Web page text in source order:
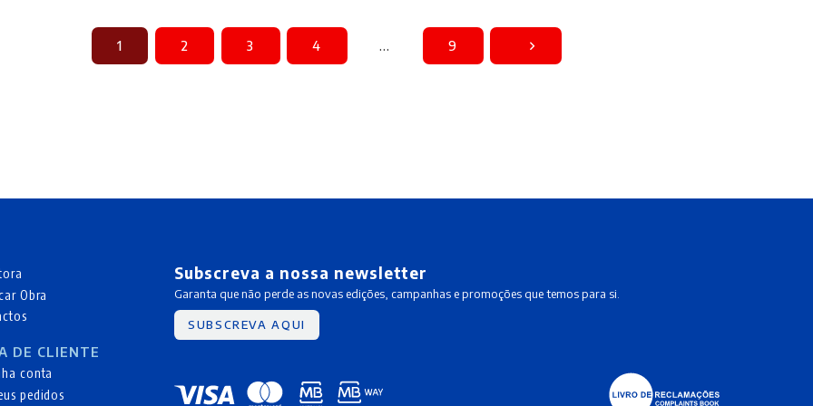
1 2 3 4 … 9
Obra
DE CLIENTE
conta
pedidos
Subscreva a nossa newsletter
Garanta que não perde as novas edições, campanhas e promoções que temos para si.
SUBSCREVA AQUI